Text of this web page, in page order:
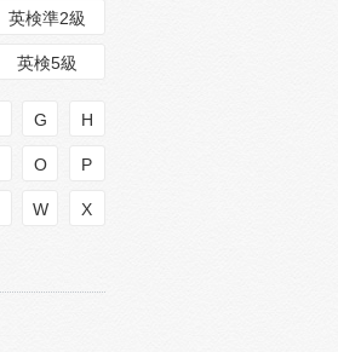
英検準2級
英検5級
G H
O P
W X